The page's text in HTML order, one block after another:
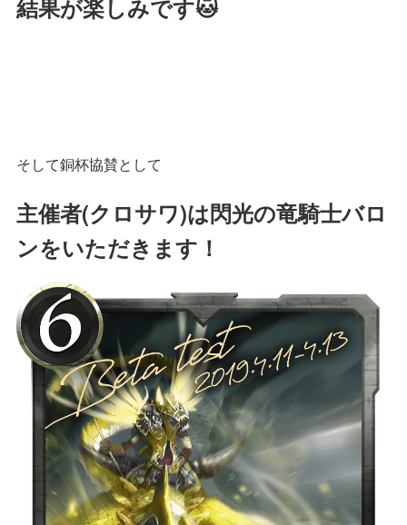
結果が楽しみです🐱
そして銅杯協賛として
主催者(クロサワ)は閃光の竜騎士バロ
ンをいただきます！